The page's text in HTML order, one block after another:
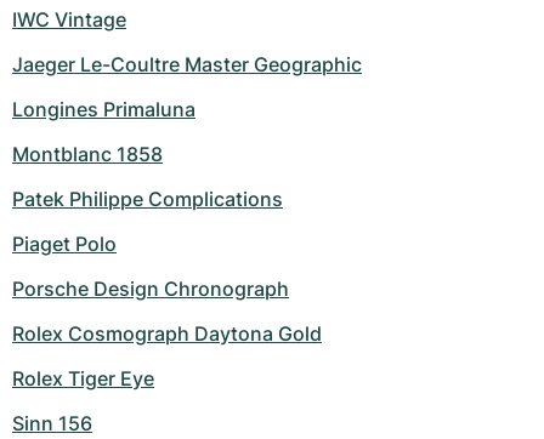
IWC Vintage
Jaeger Le-Coultre Master Geographic
Longines Primaluna
Montblanc 1858
Patek Philippe Complications
Piaget Polo
Porsche Design Chronograph
Rolex Cosmograph Daytona Gold
Rolex Tiger Eye
Sinn 156